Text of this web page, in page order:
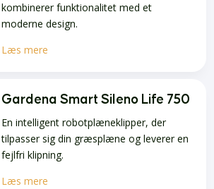
kombinerer funktionalitet med et
moderne design.
Læs mere
Gardena Smart Sileno Life 750
En intelligent robotplæneklipper, der
tilpasser sig din græsplæne og leverer en
fejlfri klipning.
Læs mere